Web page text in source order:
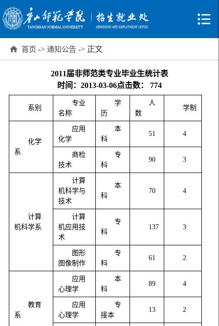
首页 -> 通知公告 -> 正文
2011届非师范类专业毕业生统计表
时间：2013-03-06点击数： 774
系别
专业
名称
学
历
人
数
学制
化学
系
应用
化学
本
科
51 4
商检
技术
专
科
90 3
计算
机科学系
计算
机科学与
技术
本
科
70 4
计算
机应用技
术
专
科
137 3
图形
图像制作
专
科
61 2
教育
系
应用
心理学
本
科
89 4
应用
心理学
专
接本
13 2